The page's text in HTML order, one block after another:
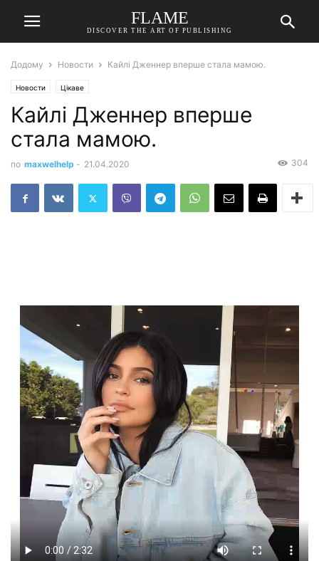
FLAME
DISCOVER THE ART OF PUBLISHING
Додому Новости Кайлі Дженнер вперше стала мамою.
Новости Цікаве
Кайлі Дженнер вперше
стала мамою.
по maxwelhelp - 21.04.2020 304